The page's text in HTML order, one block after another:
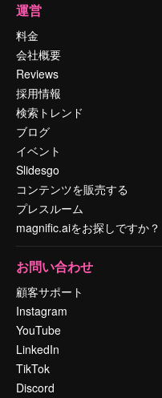
運営
料金
会社概要
Reviews
採用情報
検索トレンド
ブログ
イベント
Slidesgo
コンテンツを販売する
プレスルーム
magnific.aiをお探しですか？
お問い合わせ
顧客サポート
Instagram
YouTube
LinkedIn
TikTok
Discord